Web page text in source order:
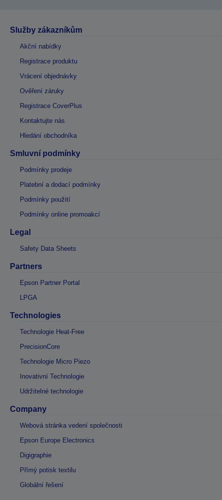
Služby zákazníkům
Akční nabídky
Registrace produktu
Vrácení objednávky
Ověření záruky
Registrace CoverPlus
Kontaktujte nás
Hledání obchodníka
Smluvní podmínky
Podmínky prodeje
Platební a dodací podmínky
Podmínky použití
Podmínky online promoakcí
Legal
Safety Data Sheets
Partners
Epson Partner Portal
LPGA
Technologies
Technologie Heat-Free
PrecisionCore
Technologie Micro Piezo
Inovativní Technologie
Udržitelné technologie
Company
Webová stránka vedení společnosti
Epson Europe Electronics
Digigraphie
Přímý potisk textilu
Globální řešení